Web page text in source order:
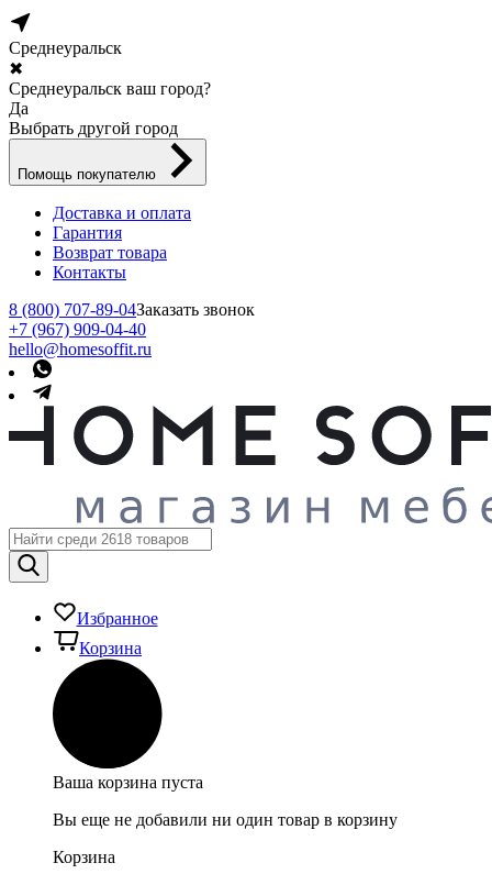
Среднеуральск
✖
Среднеуральск ваш город?
Да
Выбрать другой город
Помощь покупателю
Доставка и оплата
Гарантия
Возврат товара
Контакты
8 (800) 707-89-04Заказать звонок
+7 (967) 909-04-40
hello@homesoffit.ru
Избранное
Корзина
Ваша корзина пуста
Вы еще не добавили ни один товар в корзину
Корзина